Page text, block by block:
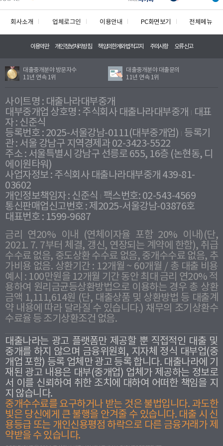
회사소개 업체로그인 이용안내 PC화면보기 전체메뉴
이용약관 개인정보처리방침 책임의한계와법적고지 주의사항 오류신고
대출중개분야 방문자수
11년 연속 1위
대출중개분야 대출문의
11년 연속 1위
사이트명 : 대출나라대부중개
대부중개업 상호명 : 주식회사 대출나라대부중개
대표
자 : 신준식
등록번호 : 2025-서울강남-0111(대부중개업) 등록기
관 : 서울 강남구 지역경제과 02-3423-5522
주소 : 서울특별시 강남구 선릉로 655, 16층 (논현동, 디
에이원타워)
사업자정보 : 주식회사 대출나라대부중개 439-81-
03602
개인정보책임자 : 신준식
팩스번호: 02-543-4569
통신판매업신고번호 : 제2025-서울강남-03876호
대표번호 : 1599-9687
금리 연20% 이내 (연체이자율 포함 20% 이내)(단,
2021. 7. 7부터 체결, 갱신, 연장되는 계약에 한함), 취급
수수료 없음, 중도상환 수수료 없음, 중개수수료 없음, 추
가비용 없음. 상환기간 : 12개월 ~ 60개월 / 총 대출 비용
예시 : 100만원을 12개월 기간 동안 최대 금리 연20% 적
용하여 원리금균등상환방법으로 이용하는 경우 총 상환
금액 1,111,614원 (단, 대출상품 및 상환방법 등 대출계
약 내용에 따라 달라질 수 있습니다.) 채무의 조기상환수
수료율 등 조기상환조건 없음.
대출나라는 광고 플랫폼만 제공할 뿐 직접적인 대출 및
중개를 하지 않으며 금융위원회, 지자체 정식 대부업(중
개업 포함) 등록 업체만 광고 등록 합니다. 대출나라에 기
재된 광고 내용은 대부(중개업) 업체가 제공하는 정보로
서 이를 신뢰하여 취한 조치에 대하여 어떠한 책임을 지
지 않습니다.
중개수수료를 요구하거나 받는 것은 불법입니다. 과도한
빛은 당신에게 큰 불행을 안겨줄 수 있습니다. 대출 시 신
용등급 또는 개인신용평점 하락으로 다른 금융거래가 제
약받을 수 있습니다.